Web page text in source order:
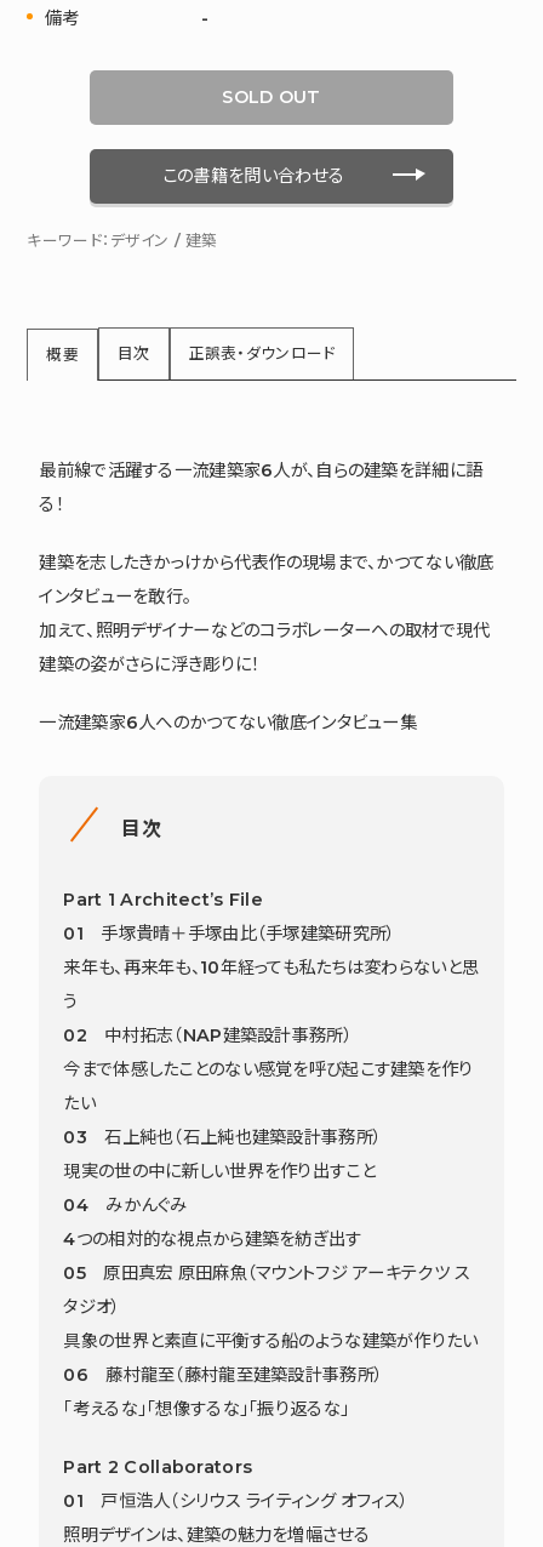
備考
-
SOLD OUT
この書籍を問い合わせる
キーワード： デザイン /建築
概要 目次 正誤表・ダウンロード
最前線で活躍する一流建築家6人が、自らの建築を詳細に語
る！
建築を志したきかっけから代表作の現場まで、かつてない徹底
インタビューを敢行。
加えて、照明デザイナーなどのコラボレーターへの取材で現代
建築の姿がさらに浮き彫りに！
一流建築家6人へのかつてない徹底インタビュー集
目次
Part 1 Architect’s File
01 手塚貴晴＋手塚由比（手塚建築研究所）
来年も、再来年も、10年経っても私たちは変わらないと思
う
02 中村拓志（NAP建築設計事務所）
今まで体感したことのない感覚を呼び起こす建築を作り
たい
03 石上純也（石上純也建築設計事務所）
現実の世の中に新しい世界を作り出すこと
04 みかんぐみ
4つの相対的な視点から建築を紡ぎ出す
05 原田真宏 原田麻魚（マウントフジ アーキテクツ ス
タジオ）
具象の世界と素直に平衡する船のような建築が作りたい
06 藤村龍至（藤村龍至建築設計事務所）
「考えるな」「想像するな」「振り返るな」
Part 2 Collaborators
01 戸恒浩人（シリウス ライティング オフィス）
照明デザインは、建築の魅力を増幅させる